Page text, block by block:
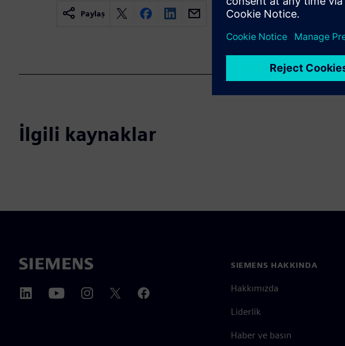
Paylaş
İlgili kaynaklar
SIEMENS HAKKINDA
Hakkımızda
Liderlik
Haber ve basın